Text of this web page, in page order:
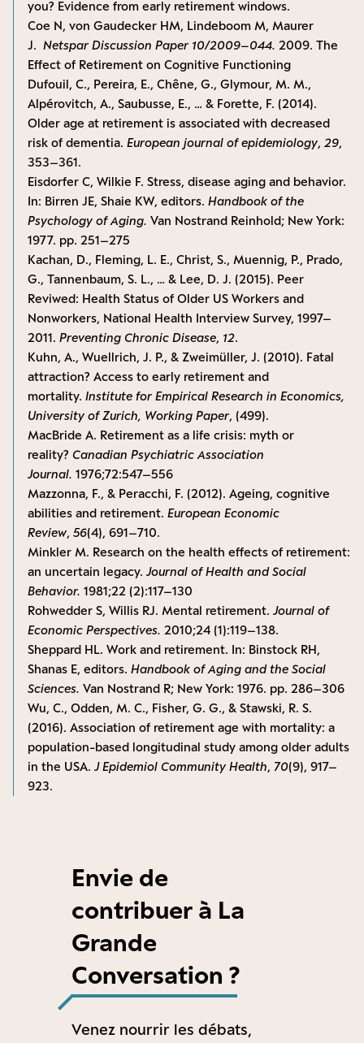
you? Evidence from early retirement windows.
Coe N, von Gaudecker HM, Lindeboom M, Maurer
J.Netspar Discussion Paper 10/2009–044. 2009. The
Effect of Retirement on Cognitive Functioning
Dufouil, C., Pereira, E., Chêne, G., Glymour, M. M.,
Alpérovitch, A., Saubusse, E., … & Forette, F. (2014).
Older age at retirement is associated with decreased
risk of dementia.European journal of epidemiology, 29,
353–361.
Eisdorfer C, Wilkie F. Stress, disease aging and behavior.
In: Birren JE, Shaie KW, editors.Handbook of the
Psychology of Aging. Van Nostrand Reinhold; New York:
1977. pp. 251–275
Kachan, D., Fleming, L. E., Christ, S., Muennig, P., Prado,
G., Tannenbaum, S. L., … & Lee, D. J. (2015). Peer
Reviwed: Health Status of Older US Workers and
Nonworkers, National Health Interview Survey, 1997–
2011.Preventing Chronic Disease, 12.
Kuhn, A., Wuellrich, J. P., & Zweimüller, J. (2010). Fatal
attraction? Access to early retirement and
mortality.Institute for Empirical Research in Economics,
University of Zurich, Working Paper, (499).
MacBride A. Retirement as a life crisis: myth or
reality?Canadian Psychiatric Association
Journal. 1976;72:547–556
Mazzonna, F., & Peracchi, F. (2012). Ageing, cognitive
abilities and retirement.European Economic
Review,56(4), 691–710.
Minkler M. Research on the health effects of retirement:
an uncertain legacy.Journal of Health and Social
Behavior. 1981;22 (2):117–130
Rohwedder S, Willis RJ. Mental retirement.Journal of
Economic Perspectives. 2010;24 (1):119–138.
Sheppard HL. Work and retirement. In: Binstock RH,
Shanas E, editors.Handbook of Aging and the Social
Sciences. Van Nostrand R; New York: 1976. pp. 286–306
Wu, C., Odden, M. C., Fisher, G. G., & Stawski, R. S.
(2016). Association of retirement age with mortality: a
population-based longitudinal study among older adults
in the USA.J Epidemiol Community Health, 70(9), 917–
923.
Envie de
contribuer à La
Grande
Conversation ?
Venez nourrir les débats,